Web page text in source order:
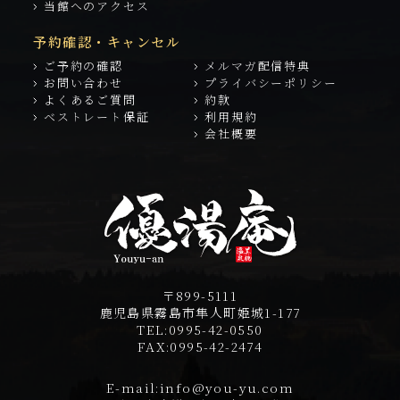
当館へのアクセス
予約確認・キャンセル
ご予約の確認
メルマガ配信特典
お問い合わせ
プライバシーポリシー
よくあるご質問
約款
ベストレート保証
利用規約
会社概要
〒899-5111
鹿児島県霧島市隼人町姫城1-177
TEL: 0995-42-0550
FAX:0995-42-2474
E-mail:info@you-yu.com